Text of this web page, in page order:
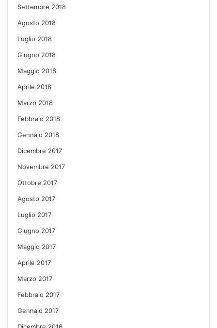
Settembre 2018
Agosto 2018
Luglio 2018
Giugno 2018
Maggio 2018
Aprile 2018
Marzo 2018
Febbraio 2018
Gennaio 2018
Dicembre 2017
Novembre 2017
Ottobre 2017
Agosto 2017
Luglio 2017
Giugno 2017
Maggio 2017
Aprile 2017
Marzo 2017
Febbraio 2017
Gennaio 2017